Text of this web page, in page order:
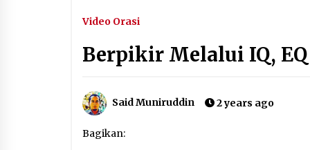
Terbaru
“Thuma’ninah”: Cara Agama
Video Orasi
Berpikir Melalui IQ, EQ
Said Muniruddin 2 years ago
Bagikan: